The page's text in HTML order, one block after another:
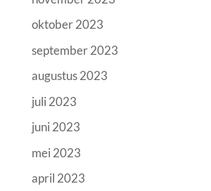
oktober 2023
september 2023
augustus 2023
juli 2023
juni 2023
mei 2023
april 2023